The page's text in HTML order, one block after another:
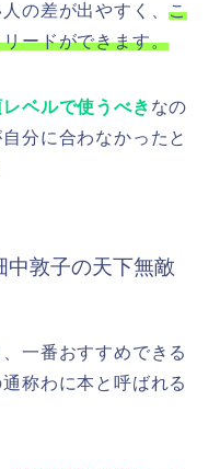
の差が出やすく、こ
ードができます。
レベルで使うべき なの
分に合わなかったと
中敦子の天下無敵
一番おすすめできる
称わに本と呼ばれる